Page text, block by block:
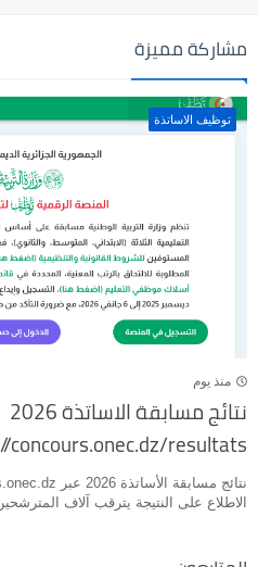
مشاركة مميزة
توظيف الاساتذة
منذ يوم
نتائج مسابقة الاساتذة 2026
concours.onec.dz/resultats
الاطلاع على النتيجة يترقب آلاف